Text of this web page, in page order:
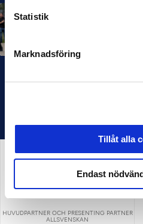
Statistik
Marknadsföring
Tillåt alla
Endast
IFK Göteborg
HUVUDPARTNER OCH PRESENTING PARTNER
ALLSVENSKAN